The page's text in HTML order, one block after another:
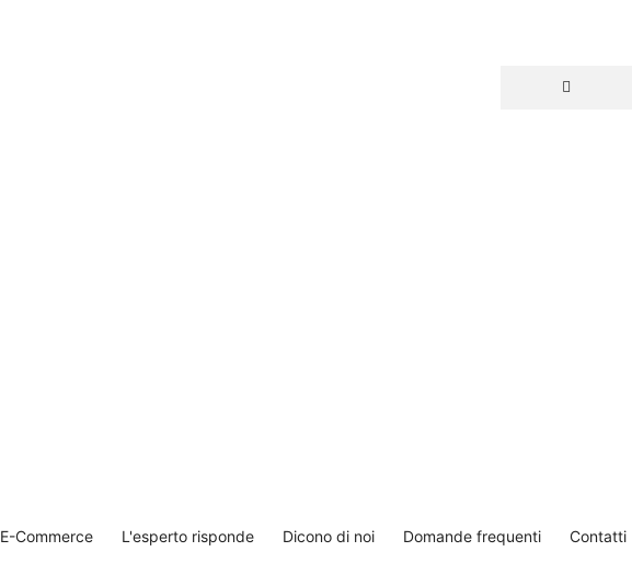
E-Commerce L'esperto risponde Dicono di noi Domande frequenti Contatti